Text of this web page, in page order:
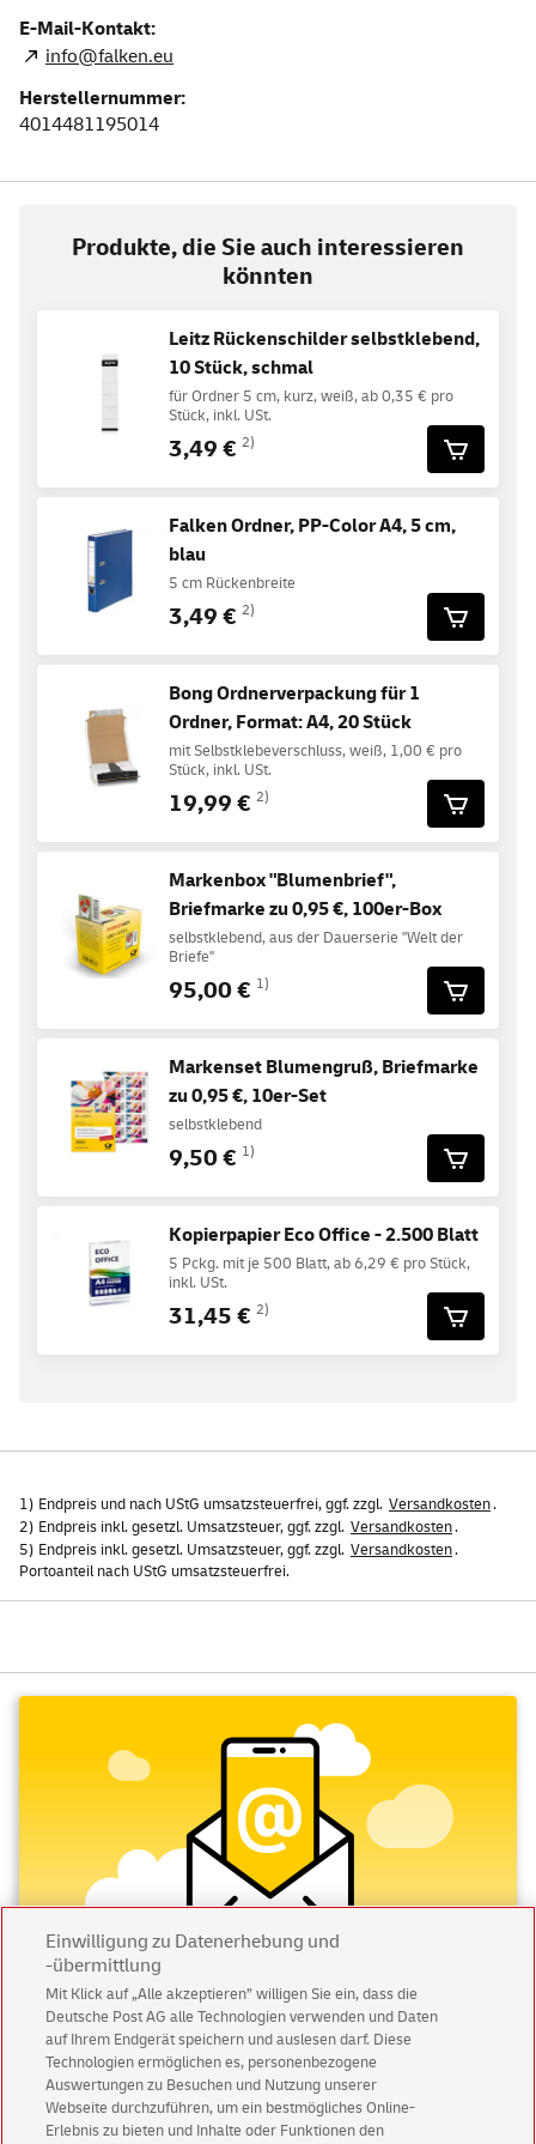
E-Mail-Kontakt:
info@falken.eu
Herstellernummer:
4014481195014
Produkte, die Sie auch interessieren
könnten
Leitz Rückenschilder selbstklebend,
10 Stück, schmal
für Ordner 5 cm, kurz, weiß, ab 0,35 € pro
Stück, inkl. USt.
3,49 € 2)
Falken Ordner, PP-Color A4, 5 cm,
blau
5 cm Rückenbreite
3,49 € 2)
Bong Ordnerverpackung für 1
Ordner, Format: A4, 20 Stück
mit Selbstklebeverschluss, weiß, 1,00 € pro
Stück, inkl. USt.
19,99 € 2)
Markenbox "Blumenbrief",
Briefmarke zu 0,95 €, 100er-Box
selbstklebend, aus der Dauerserie "Welt der
Briefe"
95,00 € 1)
Markenset Blumengruß, Briefmarke
zu 0,95 €, 10er-Set
selbstklebend
9,50 € 1)
Kopierpapier Eco Office - 2.500 Blatt
5 Pckg. mit je 500 Blatt, ab 6,29 € pro Stück,
inkl. USt.
31,45 € 2)
1) Endpreis und nach UStG umsatzsteuerfrei, ggf. zzgl. Versandkosten.
2) Endpreis inkl. gesetzl. Umsatzsteuer, ggf. zzgl. Versandkosten.
5) Endpreis inkl. gesetzl. Umsatzsteuer, ggf. zzgl. Versandkosten.
Portoanteil nach UStG umsatzsteuerfrei.
Abonnieren Sie unseren Newsletter
Immer informiert über exklusive Angebote und
Aktionen - jetzt mit Vorteil
Privatkundensichern sich einen5 € Gutschein
Einwilligung zu Datenerhebung und
-übermittlung
Mit Klick auf „Alle akzeptieren” willigen Sie ein, dass die
Deutsche Post AG alle Technologien verwenden und Daten
auf Ihrem Endgerät speichern und auslesen darf. Diese
Technologien ermöglichen es, personenbezogene
Auswertungen zu Besuchen und Nutzung unserer
Webseite durchzuführen, um ein bestmögliches Online-
Erlebnis zu bieten und Inhalte oder Funktionen den